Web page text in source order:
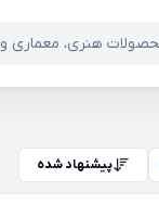
پیشنهاد شده